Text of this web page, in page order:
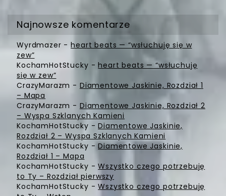
Najnowsze komentarze
Wyrdmazer -heart beats — “wsłuchuję się w
zew”
KochamHotStucky -heart beats — “wsłuchuję
się w zew”
CrazyMarazm - Diamentowe Jaskinie, Rozdział 1
– Mapa
CrazyMarazm - Diamentowe Jaskinie, Rozdział 2
– Wyspa Szklanych Kamieni
KochamHotStucky -Diamentowe Jaskinie,
Rozdział 2 – Wyspa Szklanych Kamieni
KochamHotStucky -Diamentowe Jaskinie,
Rozdział 1 – Mapa
KochamHotStucky -Wszystko czego potrzebuję
to Ty – Rozdział pierwszy
KochamHotStucky -Wszystko czego potrzebuję